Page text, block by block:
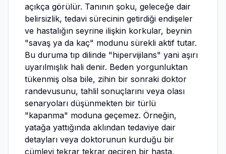
açıkça görülür. Tanının şoku, geleceğe dair
belirsizlik, tedavi sürecinin getirdiği endişeler
ve hastalığın seyrine ilişkin korkular, beynin
"savaş ya da kaç" modunu sürekli aktif tutar.
Bu duruma tıp dilinde "hipervijilans" yani aşırı
uyarılmışlık hali denir. Beden yorgunluktan
tükenmiş olsa bile, zihin bir sonraki doktor
randevusunu, tahlil sonuçlarını veya olası
senaryoları düşünmekten bir türlü
"kapanma" moduna geçemez. Örneğin,
yatağa yattığında aklından tedaviye dair
detayları veya doktorunun kurduğu bir
cümleyi tekrar tekrar geçiren bir hasta,